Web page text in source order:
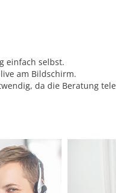
einfach selbst.
am Bildschirm.
da die Beratung